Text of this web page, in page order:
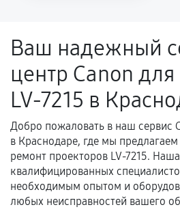
Поломка установленной
нормальной эксплуатации в
гарантийного срока.
Несоответствие
техническим
Документы для
гарантии
Ваш надежный
центр Canon
LV-7215 в
Добро пожаловать в наш сервис
в Краснодаре, где мы
ремонт проекторов LV-7215.
квалифицированных
необходимым опытом и
любых неисправностей вашего